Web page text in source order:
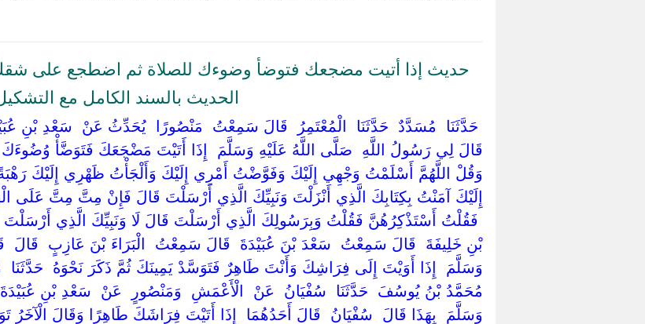
حديث إذا أتيت مضجعك فتوضأ وضوءك للصلاة ثم اضطجع على
الحديث بالسند الكامل مع
‏حَدَّثَنَا ‏ ‏مُسَدَّدٌ ‏ ‏حَدَّثَنَا ‏ ‏الْمُعْتَمِرُ ‏ ‏قَالَ سَمِعْتُ ‏ ‏مَنْصُورًا ‏ ‏يُحَدِّثُ عَنْ ‏ ‏سَعْدِ بْنِ
‏قَالَ لِي رَسُولُ اللَّهِ ‏ ‏صَلَّى اللَّهُ عَلَيْهِ وَسَلَّمَ ‏ ‏إِذَا أَتَيْتَ مَضْجَعَكَ فَتَوَضَّأْ
وَقُلْ اللَّهُمَّ أَسْلَمْتُ وَجْهِي إِلَيْكَ وَفَوَّضْتُ أَمْرِي إِلَيْكَ وَأَلْجَأْتُ ظَهْرِي إِلَيْكَ رَهْبَةً
إِلَيْكَ آمَنْتُ بِكِتَابِكَ الَّذِي أَنْزَلْتَ وَنَبِيِّكَ الَّذِي أَرْسَلْتَ قَالَ فَإِنْ مِتَّ مِتَّ عَلَى
‏فَقُلْتُ أَسْتَذْكِرُهُنَّ فَقُلْتُ وَبِرَسُولِكَ الَّذِي أَرْسَلْتَ قَالَ لَا وَنَبِيِّكَ الَّذِي
بْنِ خَلِيفَةَ ‏ ‏قَالَ سَمِعْتُ ‏ ‏سَعْدَ بْنَ عُبَيْدَةَ ‏ ‏قَالَ سَمِعْتُ ‏ ‏الْبَرَاءَ بْنَ عَازِبٍ ‏ ‏قَالَ
وَسَلَّمَ ‏ ‏إِذَا أَوَيْتَ إِلَى فِرَاشِكَ وَأَنْتَ طَاهِرٌ فَتَوَسَّدْ يَمِينَكَ ثُمَّ ذَكَرَ نَحْوَهُ ‏ ‏حَدَّثَنَا
‏مُحَمَّدُ بْنُ يُوسُفَ ‏ ‏حَدَّثَنَا ‏ ‏سُفْيَانُ ‏ ‏عَنْ ‏ ‏الْأَعْمَشِ ‏ ‏وَمَنْصُورٍ ‏ ‏عَنْ ‏ ‏سَعْدِ بْنِ عُبَيْدَةَ
وَسَلَّمَ ‏ ‏بِهَذَا قَالَ ‏ ‏سُفْيَانُ ‏ ‏قَالَ أَحَدُهُمَا ‏ ‏إِذَا أَتَيْتَ فِرَاشَكَ طَاهِرًا وَقَالَ الْآخَرُ